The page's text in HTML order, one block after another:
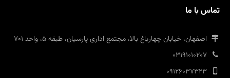
تماس با ما
اصفهان، خیابان چهارباغ بالا، مجتمع اداری پارسیان، طبقه 5، واحد 701
03191010207
09126037323